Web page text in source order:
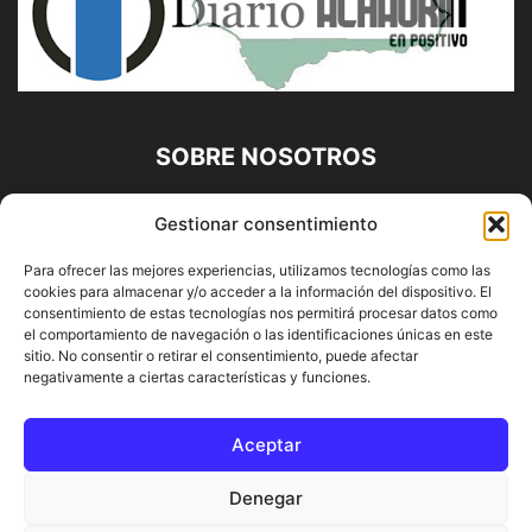
Gestionar consentimiento
Para ofrecer las mejores experiencias, utilizamos tecnologías como las
cookies para almacenar y/o acceder a la información del dispositivo. El
consentimiento de estas tecnologías nos permitirá procesar datos como
el comportamiento de navegación o las identificaciones únicas en este
sitio. No consentir o retirar el consentimiento, puede afectar
negativamente a ciertas características y funciones.
Aceptar
Denegar
SOBRE NOSOTROS
Diario Alhaurín (www.alhaurindelatorre.com) Propiedad de
Francisco E. López López | 639 95 71 95 | Noticias de
Alhaurín de la Torre, Málaga y Provincia|
Contáctanos:info@alhaurindelatorre.com
SÍGUENOS